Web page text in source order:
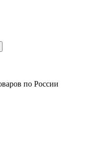
по России